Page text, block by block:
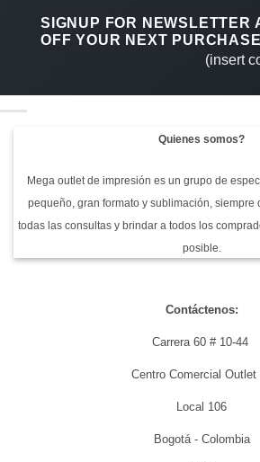
SIGNUP FOR NEWSLETTER
OFF YOUR NEXT PURCHASE
(insert
Quienes somos?
Mega outlet de impresión es un grupo de
pequeño, gran formato y sublimación, siempre
todas las consultas y brindar a todos los
posible.
Contáctenos:
Carrera 60 # 10-44
Centro Comercial Outlet
Local 106
Bogotá - Colombia